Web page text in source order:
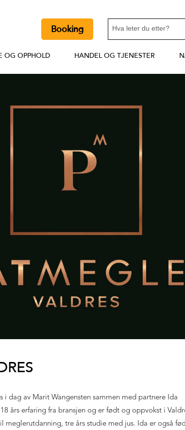
Booking
OG OPPHOLD HANDEL OG TJENESTER
dag av Marit Wangensten sammen med partnere Ida
års erfaring fra bransjen og er født og oppvokst i
meglerutdanning, tre års studie med jus. Ida er også